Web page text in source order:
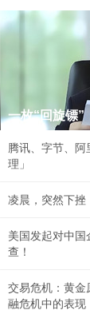
一枚“回旋镖”
腾讯、字节、
理」
凌晨，突然下挫
美国发起对中国
查！
交易危机：黄金
融危机中的表现